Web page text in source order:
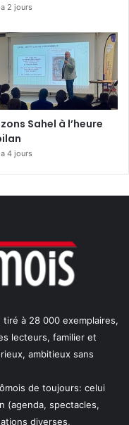
2 jours
Sahel à l’heure
4 jours
à 28 000 exemplaires,
lecteurs, familier et
ambitieux sans
de toujours: celui
(agenda, spectacles,
diverses,